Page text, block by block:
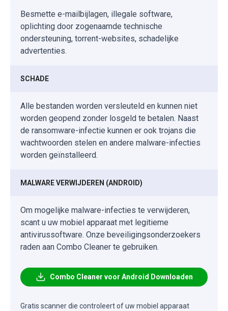
Besmette e-mailbijlagen, illegale software,
oplichting door zogenaamde technische
ondersteuning, torrent-websites, schadelijke
advertenties.
SCHADE
Alle bestanden worden versleuteld en kunnen niet
worden geopend zonder losgeld te betalen. Naast
de ransomware-infectie kunnen er ook trojans die
wachtwoorden stelen en andere malware-infecties
worden geïnstalleerd.
MALWARE VERWIJDEREN (ANDROID)
Om mogelijke malware-infecties te verwijderen,
scant u uw mobiel apparaat met legitieme
antivirussoftware. Onze beveiligingsonderzoekers
raden aan Combo Cleaner te gebruiken.
Combo Cleaner voor Android Downloaden
Gratis scanner die controleert of uw mobiel apparaat